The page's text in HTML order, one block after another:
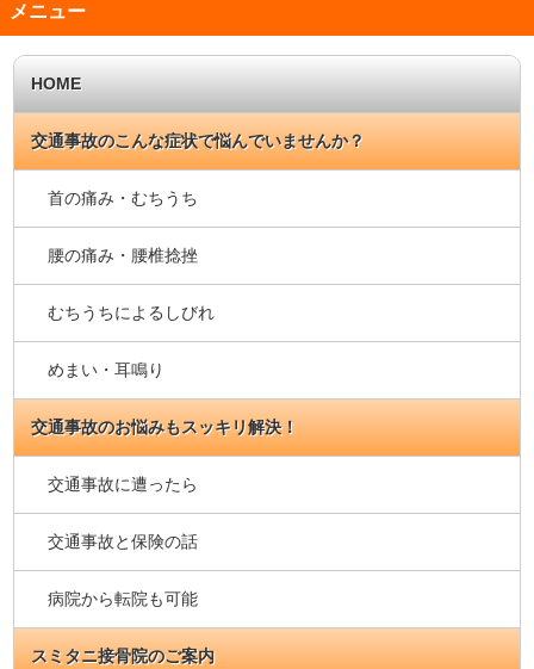
メニュー
HOME
交通事故のこんな症状で悩んでいませんか？
首の痛み・むちうち
腰の痛み・腰椎捻挫
むちうちによるしびれ
めまい・耳鳴り
交通事故のお悩みもスッキリ解決！
交通事故に遭ったら
交通事故と保険の話
病院から転院も可能
スミタニ接骨院のご案内